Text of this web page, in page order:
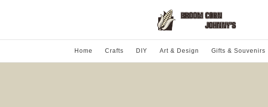
Home Crafts DIY Art & Design Gifts & Souvenirs